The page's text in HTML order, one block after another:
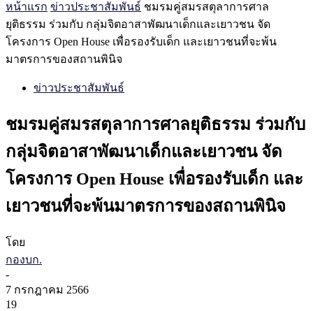
หน้าแรก ข่าวประชาสัมพันธ์ ชมรมคู่สมรสตุลาการศาล
ยุติธรรม ร่วมกับ กลุ่มจิตอาสาพัฒนาเด็กและเยาวชน จัด
โครงการ Open House เพื่อรองรับเด็ก และเยาวชนที่จะพ้น
มาตรการของสถานพินิจ
ข่าวประชาสัมพันธ์
ชมรมคู่สมรสตุลาการศาลยุติธรรม ร่วมกับ
กลุ่มจิตอาสาพัฒนาเด็กและเยาวชน จัด
โครงการ Open House เพื่อรองรับเด็ก และ
เยาวชนที่จะพ้นมาตรการของสถานพินิจ
โดย
กองบก.
-
7 กรกฎาคม 2566
19